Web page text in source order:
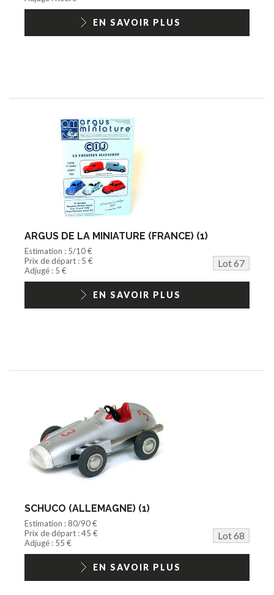
EN SAVOIR PLUS
ARGUS DE LA MINIATURE (FRANCE) (1)
Estimation : 5/10 €
Prix de départ : 5 €
Lot 67
Adjugé : 5 €
EN SAVOIR PLUS
SCHUCO (ALLEMAGNE) (1)
Estimation : 80/90 €
Prix de départ : 45 €
Lot 68
Adjugé : 55 €
EN SAVOIR PLUS